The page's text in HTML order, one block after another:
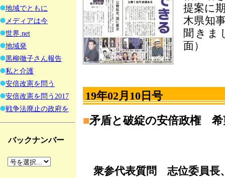
地域でともに
メディアは今
世界.net
地域発
黒柳徹子さん報告
私と介護
安倍改憲を問う
安倍改憲を問う2017
戦争法廃止の政府を
バックナンバー
提案に
木県知
聞きま
面）
19年02月10日号
■矛盾と破綻の安倍政権 希
衆参代表質問 志位委員長